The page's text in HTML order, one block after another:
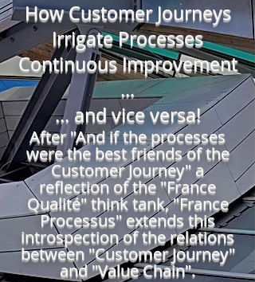
How Customer Journeys
Irrigate Processes
Continuous Improvement
…
… and vice versa!
After "And if the processes
were the best friends of the
Customer Journey" a
reflection of the "France
Qualité" think tank, "France
Processus" extends this
introspection of the relations
between "Customer Journey"
and "Value Chain".